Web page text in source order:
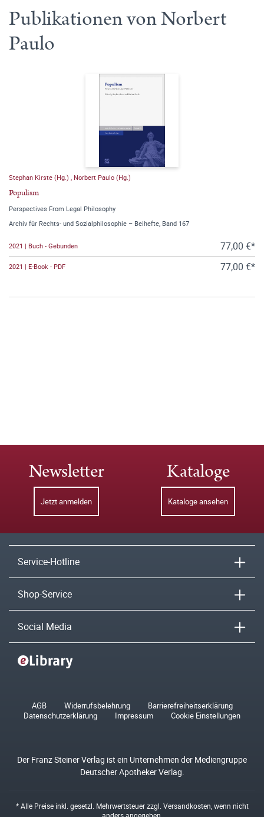
Publikationen von Norbert
Paulo
Stephan Kirste (Hg.) Norbert Paulo (Hg.)
Populism
Perspectives From Legal Philosophy
Archiv für Rechts- und Sozialphilosophie – Beihefte, Band 167
2021 | Buch - Gebunden 77,00 €*
2021 | E-Book - PDF 77,00 €*
Newsletter
Jetzt anmelden
Kataloge
Kataloge ansehen
Service-Hotline
Shop-Service
Social Media
AGB Widerrufsbelehrung
Barrierefreiheitserklärung
Datenschutzerklärung
Impressum Cookie Einstellungen
Der Franz Steiner Verlag ist ein Unternehmen der Mediengruppe
Deutscher Apotheker Verlag.
* Alle Preise inkl. gesetzl. Mehrwertsteuer zzgl. Versandkosten , wenn nicht